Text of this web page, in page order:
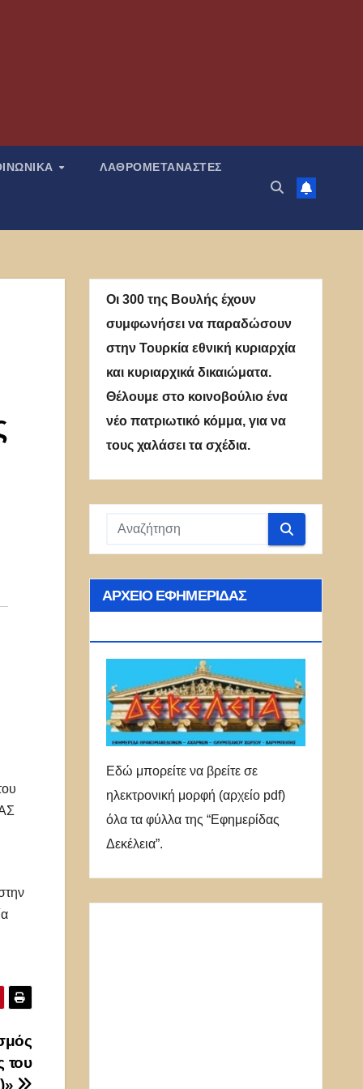
ΛΑΘΡΟΜΕΤΑΝΑΣΤΕΣ
του
Οι 300 της Βουλής έχουν
συμφωνήσει να παραδώσουν
στην Τουρκία εθνική κυριαρχία
και κυριαρχικά δικαιώματα.
Θέλουμε στο κοινοβούλιο ένα
νέο πατριωτικό κόμμα, για να
τους χαλάσει τα σχέδια.
ΑΡΧΕΊΟ ΕΦΗΜΕΡΊΔΑΣ
Εδώ μπορείτε να βρείτε σε
ηλεκτρονική μορφή (αρχείο pdf)
όλα τα φύλλα της “Εφημερίδας
Δεκέλεια”.